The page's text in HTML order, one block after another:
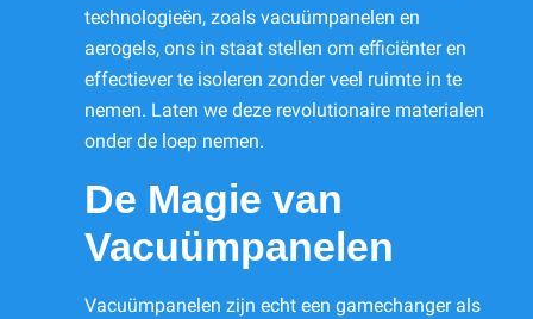
technologieën, zoals vacuümpanelen en
aerogels, ons in staat stellen om efficiënter en
effectiever te isoleren zonder veel ruimte in te
nemen. Laten we deze revolutionaire materialen
onder de loep nemen.
De Magie van
Vacuümpanelen
Vacuümpanelen zijn echt een gamechanger als